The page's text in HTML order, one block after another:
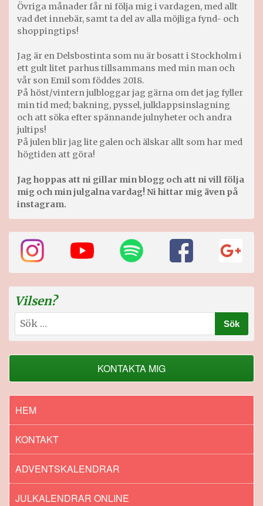
Övriga månader får ni följa mig i vardagen, med allt
vad det innebär, samt ta del av alla möjliga fynd- och
shoppingtips!
Jag är en Delsbostinta som nu är bosatt i Stockholm i
ett gult litet parhus tillsammans med min man och
vår son Emil som föddes 2018.
På höst/vintern julbloggar jag gärna om det jag fyller
min tid med; bakning, pyssel, julklappsinslagning
och att söka efter spännande julnyheter och andra
jultips!
På julen blir jag lite galen och älskar allt som har med
högtiden att göra!
Jag hoppas att ni gillar min blogg och att ni vill följa
mig och min julgalna vardag! Ni hittar mig även på
instagram.
Vilsen?
Sök
efter:
KONTAKTA MIG
HEM
KONTAKT
ADVENTSKALENDRAR
JULKALENDRAR ONLINE